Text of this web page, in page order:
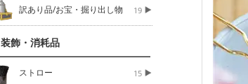
訳あり品/お宝・掘り出し物 19
装飾・消耗品
ストロー 15